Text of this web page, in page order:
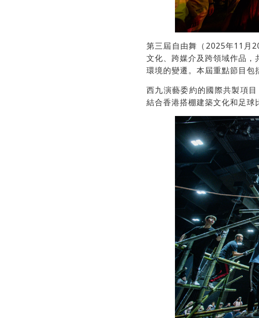
第三屆自由舞（2025年11月
文化、跨媒介及跨領域作品，
環境的變遷。本屆重點節目包
西九演藝委約的國際共製項
結合香港搭棚建築文化和足球